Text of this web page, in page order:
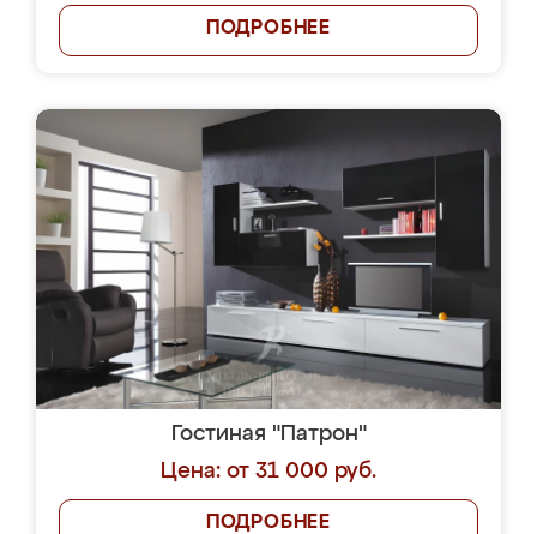
ПОДРОБНЕЕ
Гостиная "Патрон"
Цена: от 31 000 руб.
ПОДРОБНЕЕ